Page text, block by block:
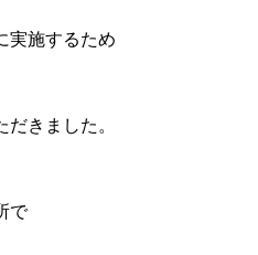
実施するため
きました。
で